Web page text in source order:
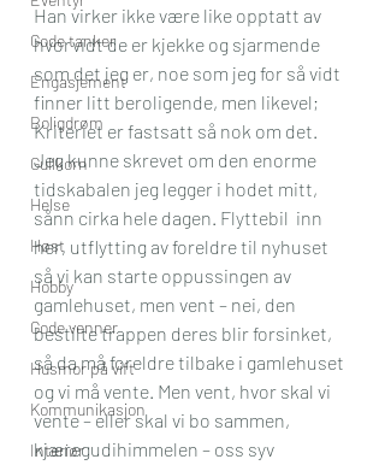
Gode tanker
Engasjement
Boligdrøm
Gullkorn
Helse
Høst
Hobby
Gode venner
Husmor på vift
Kommunikasjon
Interiør
Han virker ikke være like opptatt av
hvorvidt de er kjekke og sjarmende
som det jeg er, noe som jeg for så vidt
finner litt beroligende, men likevel;
Kriteriet er fastsatt så nok om det.
Jeg kunne skrevet om den enorme
tidskabalen jeg legger i hodet mitt,
sånn cirka hele dagen. Flyttebil  inn
her, utflytting av foreldre til nyhuset
så vi kan starte oppussingen av
gamlehuset, men vent – nei, den
bestilte trappen deres blir forsinket,
så da må foreldre tilbake i gamlehuset
og vi må vente. Men vent, hvor skal vi
vente – eller skal vi bo sammen,
kjæregudihimmelen – oss syv